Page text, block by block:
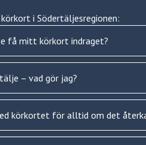
ditt indragna körkort
på körkortet (inom 2 år från
på grund av medicinska skäl
få köra igen.
i Södertäljesregionen:
få mitt körkort indraget?
– vad gör jag?
körkortet för alltid om det